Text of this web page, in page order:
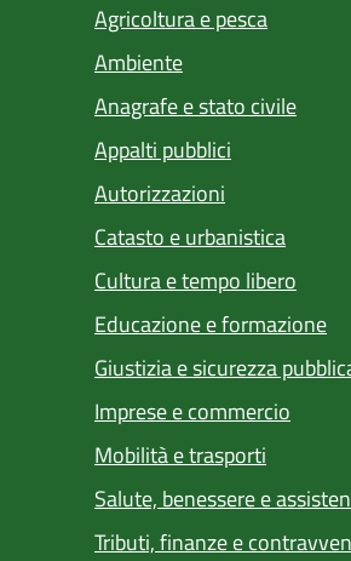
Agricoltura e pesca
Ambiente
Anagrafe e stato civile
Appalti pubblici
Autorizzazioni
Catasto e urbanistica
Cultura e tempo libero
Educazione e formazione
Giustizia e sicurezza
Imprese e commercio
Mobilità e trasporti
Salute, benessere e
Tributi, finanze e